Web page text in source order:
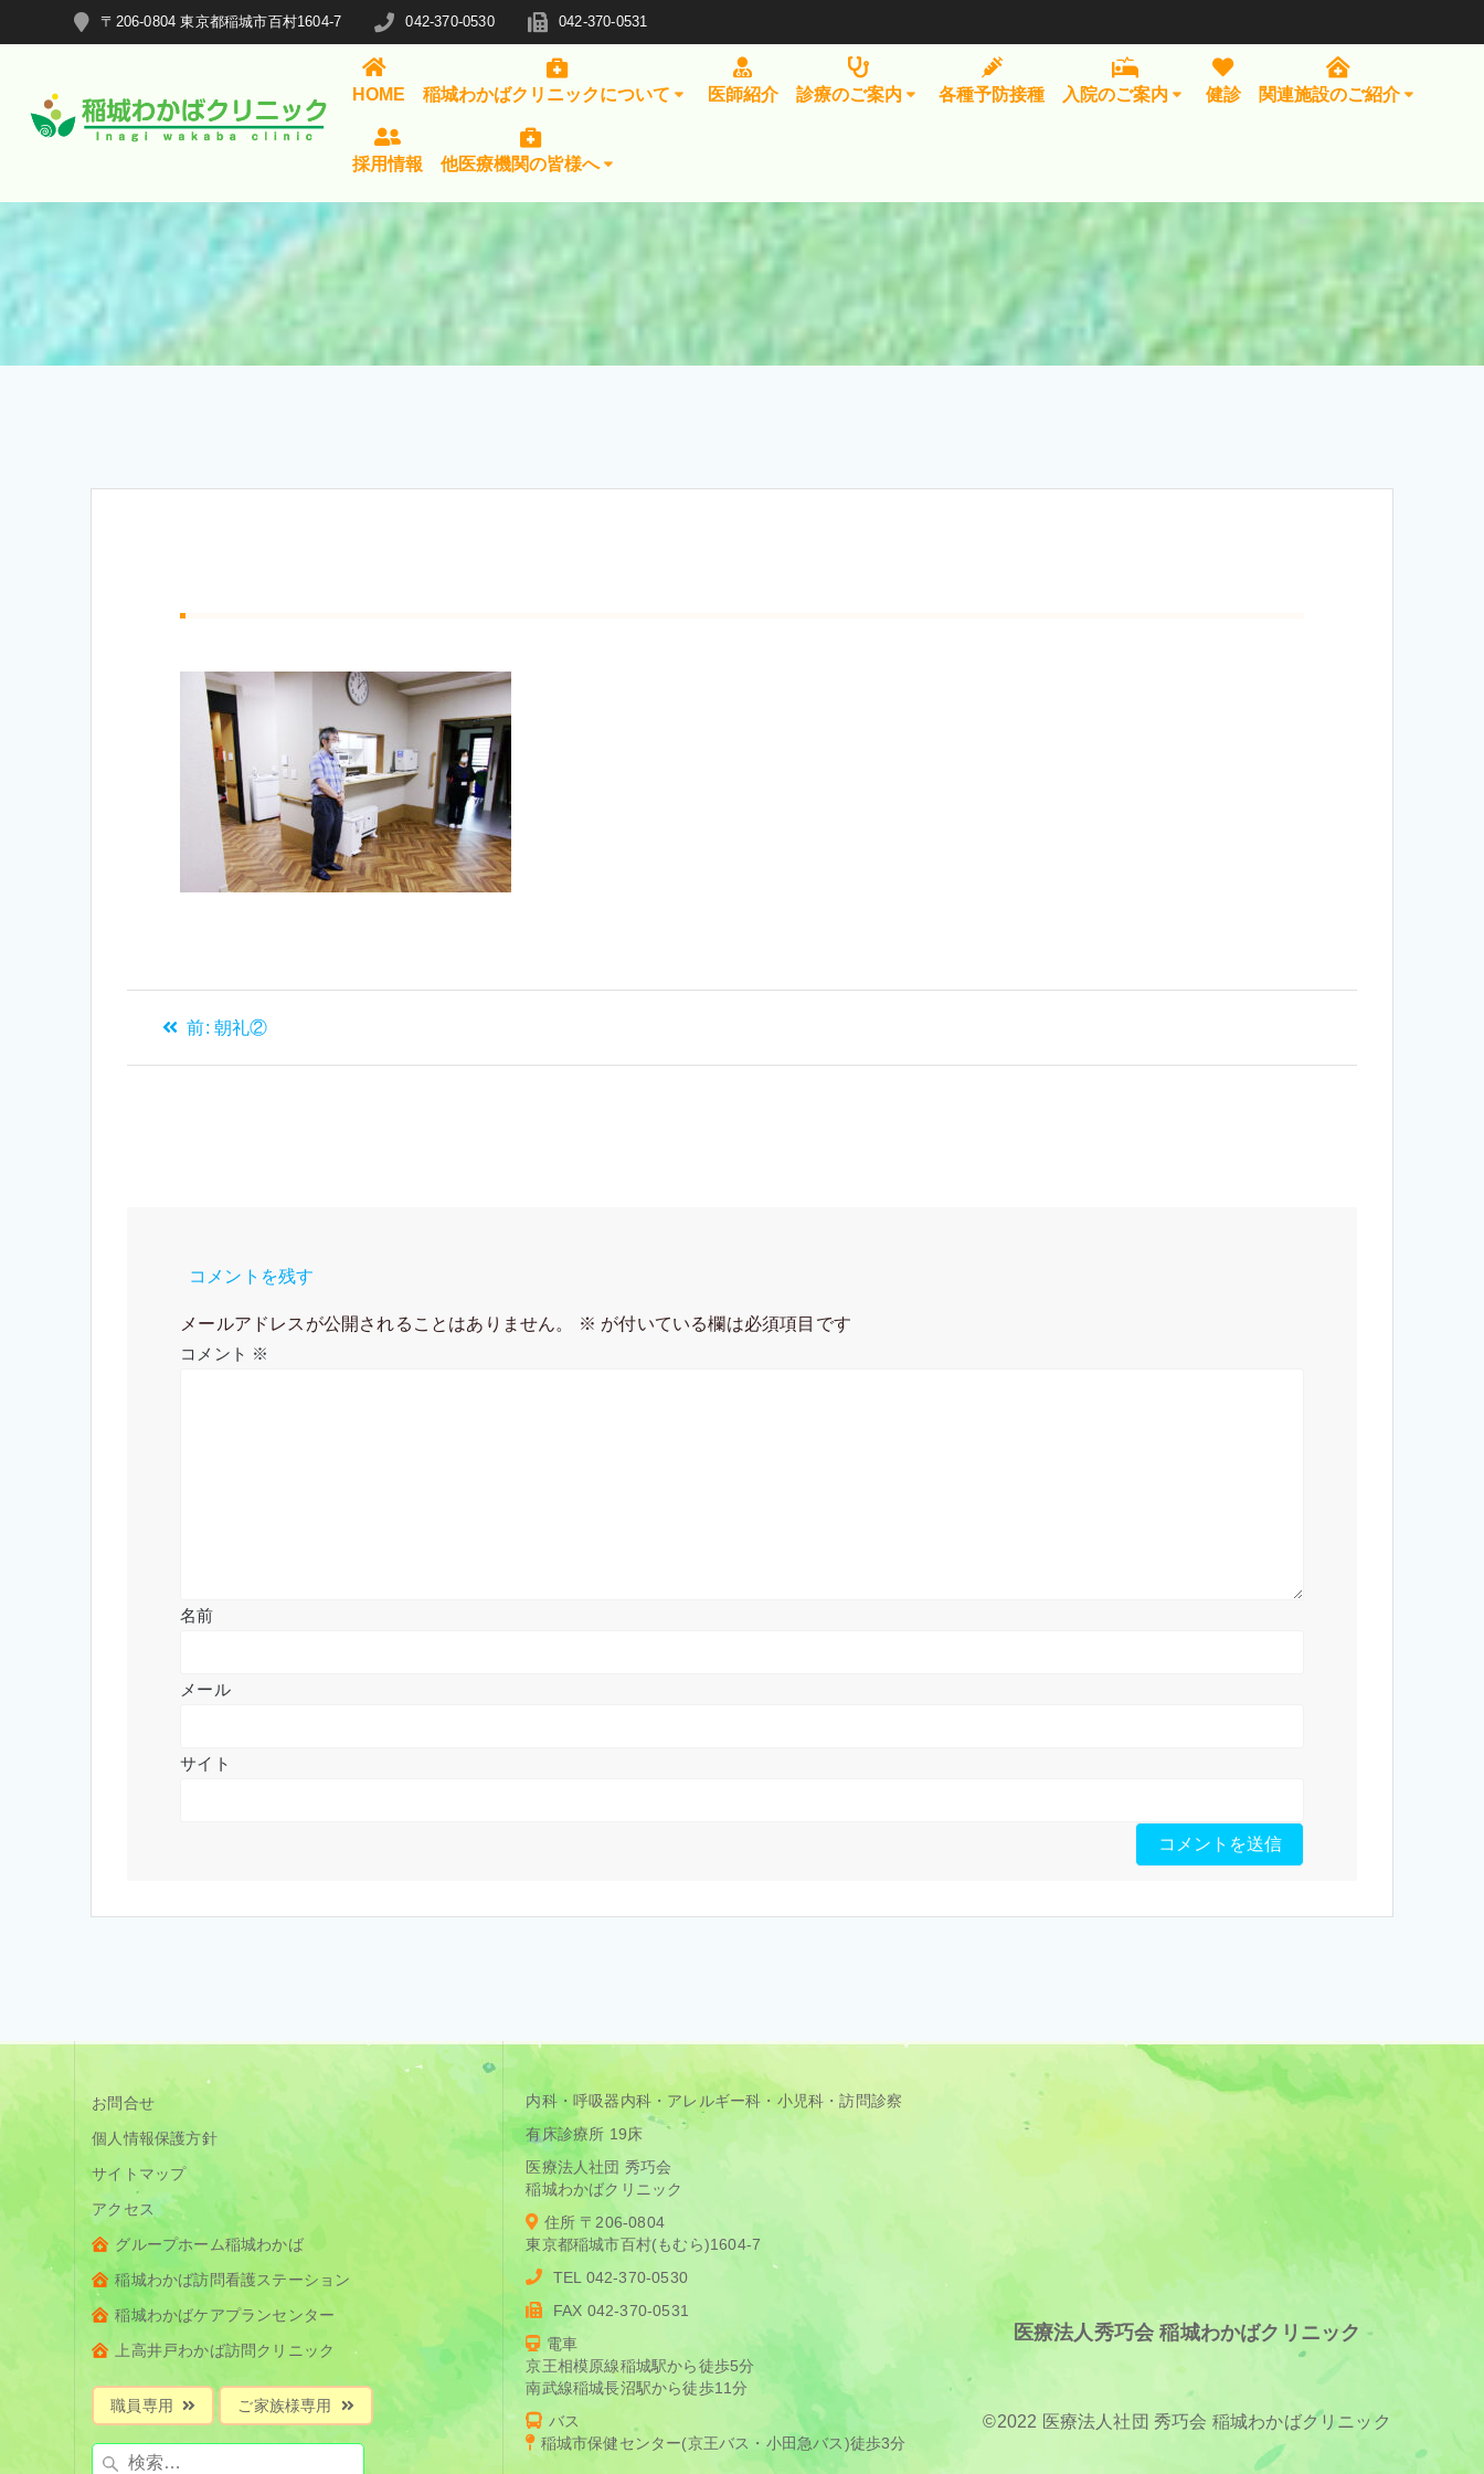
ン
〒206-0804 東京都稲城市百村1604-7 042-370-0530 042-370-0531
HOME 稲城わかばクリニックについて 医師紹介 診療のご案内 各種予防接種 入院のご案内 健診 関連施設のご紹介
採用情報 他医療機関の皆様へ
稿
前:過
朝礼②
コメントを残す
メールアドレスが公開されることはありません。 ※ が付いている欄は必須項目です
コメント ※
名前
メール
サイト
お問合せ
個人情報保護方針
サイトマップ
アクセス
グループホーム稲城わかば
稲城わかば訪問看護ステーション
稲城わかばケアプランセンター
上高井戸わかば訪問クリニック
職員専用 ご家族様専用
検
内科・呼吸器内科・アレルギー科・小児科・訪問診察
有床診療所 19床
医療法人社団 秀巧会
稲城わかばクリニック
住所 〒206-0804
東京都稲城市百村(もむら)1604-7
TEL 042-370-0530
FAX 042-370-0531
電車
京王相模原線稲城駅から徒歩5分
南武線稲城長沼駅から徒歩11分
バス
稲城市保健センター(京王バス・小田急バス)徒歩3分
医療法人秀巧会 稲城わかばクリニック
©2022 医療法人社団 秀巧会 稲城わかばクリニック